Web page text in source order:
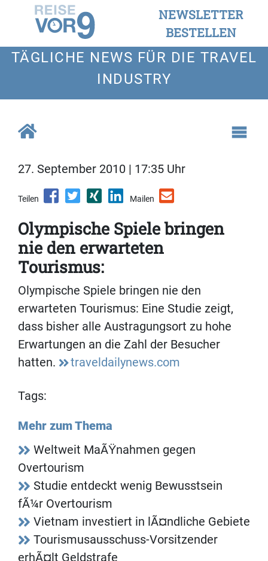
NEWSLETTER
BESTELLEN
TÄGLICHE NEWS FÜR DIE TRAVEL
INDUSTRY
27. September 2010 | 17:35 Uhr
Teilen Mailen
Olympische Spiele bringen
nie den erwarteten
Tourismus:
Olympische Spiele bringen nie den
erwarteten Tourismus: Eine Studie zeigt,
dass bisher alle Austragungsort zu hohe
Erwartungen an die Zahl der Besucher
hatten.
traveldailynews.com
Tags:
Mehr zum Thema
Weltweit MaÃŸnahmen gegen
Overtourism
Studie entdeckt wenig Bewusstsein
fÃ¼r Overtourism
Vietnam investiert in lÃ¤ndliche Gebiete
Tourismusausschuss-Vorsitzender
erhÃ¤lt Geldstrafe